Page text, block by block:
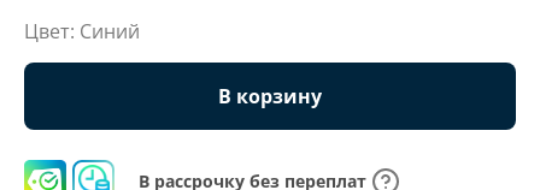
Цвет: Синий
В корзину
В рассрочку без переплат